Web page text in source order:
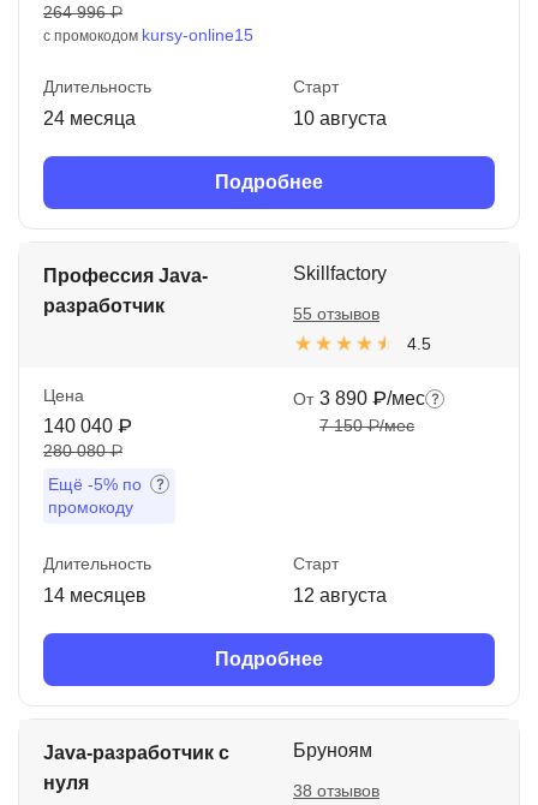
264 996 ₽
с промокодом kursy-online15
Длительность
24 месяца
Старт
10 августа
Подробнее
Профессия Java-
разработчик
Skillfactory
4.5
55 отзывов
Цена
140 040 ₽
280 080 ₽
Ещё -5% по
промокоду
От 3 890 ₽/мес
7 150 ₽/мес
Длительность
14 месяцев
Старт
12 августа
Подробнее
Java-разработчик с
нуля
Бруноям
38 отзывов